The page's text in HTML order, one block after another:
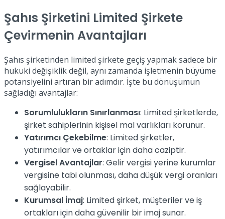
Şahıs Şirketini Limited Şirkete
Çevirmenin Avantajları
Şahıs şirketinden limited şirkete geçiş yapmak sadece bir
hukuki değişiklik değil, aynı zamanda işletmenin büyüme
potansiyelini artıran bir adımdır. İşte bu dönüşümün
sağladığı avantajlar:
Sorumlulukların Sınırlanması: Limited şirketlerde,
şirket sahiplerinin kişisel mal varlıkları korunur.
Yatırımcı Çekebilme: Limited şirketler,
yatırımcılar ve ortaklar için daha caziptir.
Vergisel Avantajlar: Gelir vergisi yerine kurumlar
vergisine tabi olunması, daha düşük vergi oranları
sağlayabilir.
Kurumsal İmaj: Limited şirket, müşteriler ve iş
ortakları için daha güvenilir bir imaj sunar.